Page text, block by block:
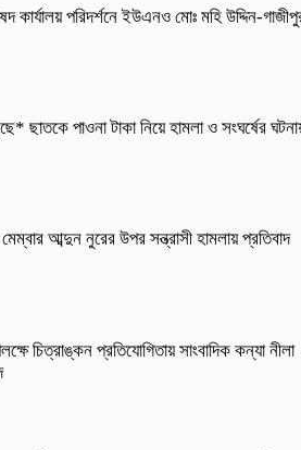
কার্যালয় পরিদর্শনে ইউএনও মোঃ মহি উদ্দিন-
ছাতকে পাওনা টাকা নিয়ে হামলা ও সংঘর্ষের
আব্দুন নুরের উপর সন্ত্রাসী হামলায় প্রতিবাদ
চিত্রাঙ্কন প্রতিযোগিতায় সাংবাদিক কন্যা নীলা